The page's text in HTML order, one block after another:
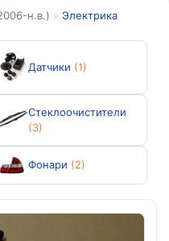
н.в.) » Электрика
Датчики (1)
Стеклоочистители
(3)
Фонари (2)